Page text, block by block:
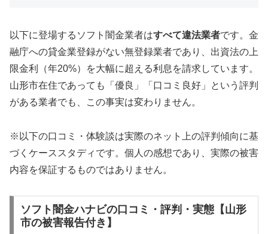
以下に登場するソフト闇金業者はすべて違法業者です。金
融庁への貸金業登録がない無登録業者であり、出資法の上
限金利（年20%）を大幅に超える利息を請求しています。
山形市在住であっても「優良」「口コミ良好」という評判
がある業者でも、この事実は変わりません。
※以下の口コミ・体験談は実際のネット上の評判傾向に基
づくケーススタディです。個人の感想であり、実際の被害
内容を保証するものではありません。
ソフト闇金ハナビの口コミ・評判・実態【山形
市の被害報告付き】